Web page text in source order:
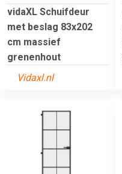
vidaXL Schuifdeur
met beslag 83x202
cm massief
grenenhout
Vidaxl.nl